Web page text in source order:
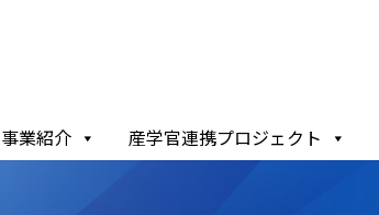
業紹介 産学官連携プロジェクト